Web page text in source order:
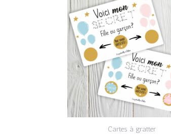
Cartes à gratter
prix
initial
était :
3,50€.
prix
actuel
est :
2,80€.